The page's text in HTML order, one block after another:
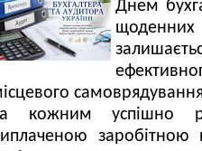
Днем
кожним успішно